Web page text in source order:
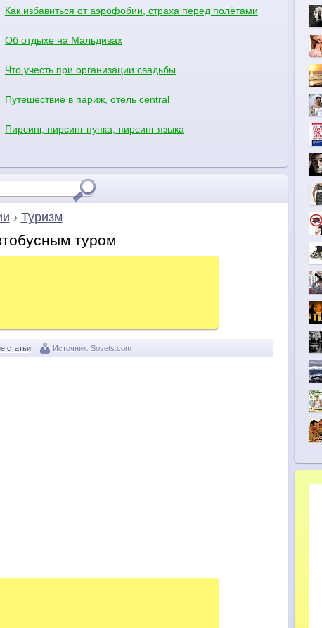
Как избавиться от аэрофобии, страха перед полётами
Об отдыхе на Мальдивах
Что учесть при организации свадьбы
Путешествие в париж, отель central
Пирсинг, пирсинг пупка, пирсинг языка
› Туризм
туром
статьи Источник: Sovets.com